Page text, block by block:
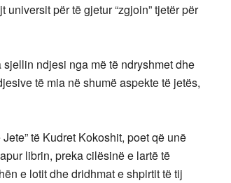
për të gjetur “zgjoin” tjetër për
ndjesi nga më të ndryshmet dhe
të mia në shumë aspekte të jetës,
të Kudret Kokoshit, poet që unë
librin, preka cilësinë e lartë të
e lotit dhe dridhmat e shpirtit të tij